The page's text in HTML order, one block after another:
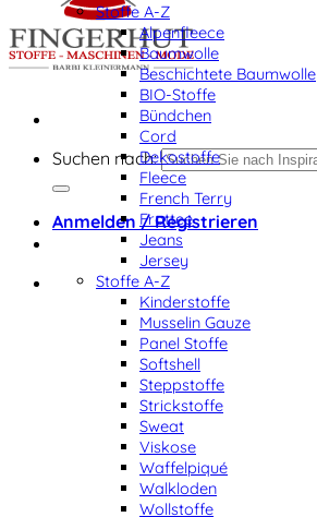
Suchen nach:
Anmelden / Registrieren
Stoffe A-Z
Alpenfleece
Baumwolle
Beschichtete Baumwolle
BIO-Stoffe
Bündchen
Cord
Dekostoffe
Fleece
French Terry
Frottee
Jeans
Jersey
Stoffe A-Z
Kinderstoffe
Musselin Gauze
Panel Stoffe
Softshell
Steppstoffe
Strickstoffe
Sweat
Viskose
Waffelpiqué
Walkloden
Wollstoffe